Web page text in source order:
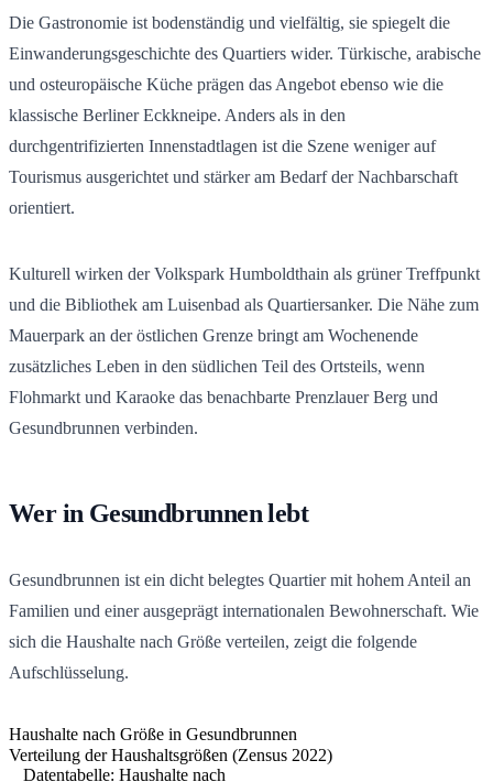
Die Gastronomie ist bodenständig und vielfältig, sie spiegelt die
Einwanderungsgeschichte des Quartiers wider. Türkische, arabische
und osteuropäische Küche prägen das Angebot ebenso wie die
klassische Berliner Eckkneipe. Anders als in den
durchgentrifizierten Innenstadtlagen ist die Szene weniger auf
Tourismus ausgerichtet und stärker am Bedarf der Nachbarschaft
orientiert.
Kulturell wirken der Volkspark Humboldthain als grüner Treffpunkt
und die Bibliothek am Luisenbad als Quartiersanker. Die Nähe zum
Mauerpark an der östlichen Grenze bringt am Wochenende
zusätzliches Leben in den südlichen Teil des Ortsteils, wenn
Flohmarkt und Karaoke das benachbarte Prenzlauer Berg und
Gesundbrunnen verbinden.
Wer in Gesundbrunnen lebt
Gesundbrunnen ist ein dicht belegtes Quartier mit hohem Anteil an
Familien und einer ausgeprägt internationalen Bewohnerschaft. Wie
sich die Haushalte nach Größe verteilen, zeigt die folgende
Aufschlüsselung.
Haushalte nach Größe in Gesundbrunnen
Verteilung der Haushaltsgrößen (Zensus 2022)
Datentabelle: Haushalte nach